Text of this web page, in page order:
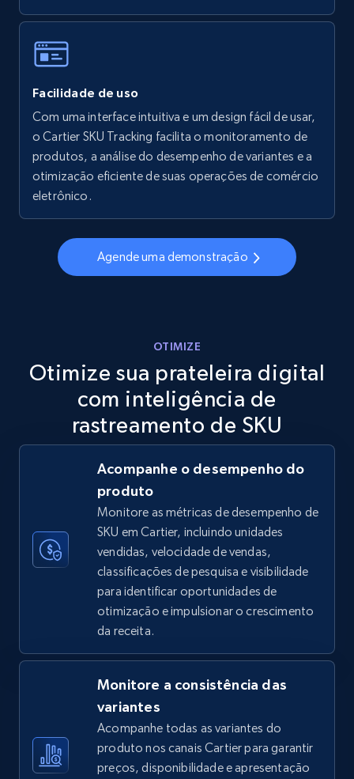
5.6K+ 877+ Comece agora
Walmart - products - Collects products by
specific keywords
URL, Final price, Sku, Currency, Gtin,
Specifications, Image urls, Top reviews, and
more.
5.6K+ 877+ Comece agora
URL, Final price, Sku, Currency, Gtin,
more.
Comece agora
TikTok Shop
URL, Title, Available, Description, Currency, Initial
price, Final price, Discount percent, and more.
668+ Comece agora
TikTok Shop - category
URL, Title, Available, Description, Currency, Initial
price, Final price, Discount percent, and more.
5.4K+ 668+ Comece agora
Facilidade de uso
Com uma interface intuitiva e um design fácil de usar,
o Cartier SKU Tracking facilita o monitoramento de
produtos, a análise do desempenho de variantes e a
otimização eficiente de suas operações de comércio
eletrônico.
Agende uma demonstração
OTIMIZE
Otimize sua prateleira digital
com inteligência de
rastreamento de SKU
Acompanhe o desempenho do
produto
Monitore as métricas de desempenho de
SKU em Cartier, incluindo unidades
vendidas, velocidade de vendas,
classificações de pesquisa e visibilidade
para identificar oportunidades de
otimização e impulsionar o crescimento
da receita.
Monitore a consistência das
variantes
Acompanhe todas as variantes do
produto nos canais Cartier para garantir
preços, disponibilidade e apresentação